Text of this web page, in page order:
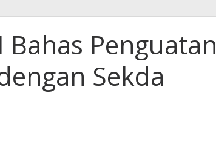
Bahas Penguatan
Sekda